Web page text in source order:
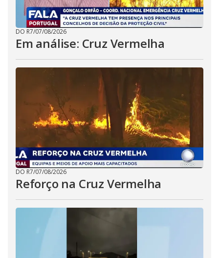
DO R7/07/08/2026
Em análise: Cruz Vermelha
DO R7/07/08/2026
Reforço na Cruz Vermelha